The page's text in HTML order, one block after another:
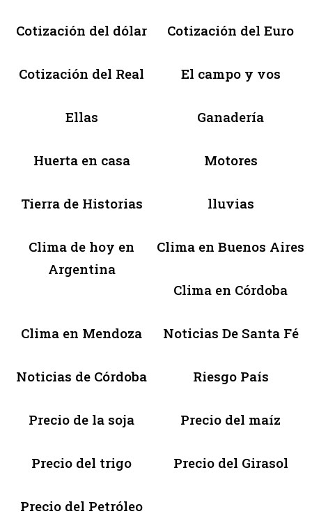
Cotización del dólar Cotización del Euro
Cotización del Real El campo y vos
Ellas Ganadería
Huerta en casa Motores
Tierra de Historias lluvias
Clima de hoy en
Argentina
Clima en Buenos Aires
Clima en Córdoba
Clima en Mendoza Noticias De Santa Fé
Noticias de Córdoba Riesgo País
Precio de la soja Precio del maíz
Precio del trigo Precio del Girasol
Precio del Petróleo